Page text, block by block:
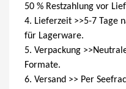
50 % Restzahlung vor
4. Lieferzeit >>5-7 Tage
für Lagerware.
5. Verpackung
Formate.
6. Versand >> Per